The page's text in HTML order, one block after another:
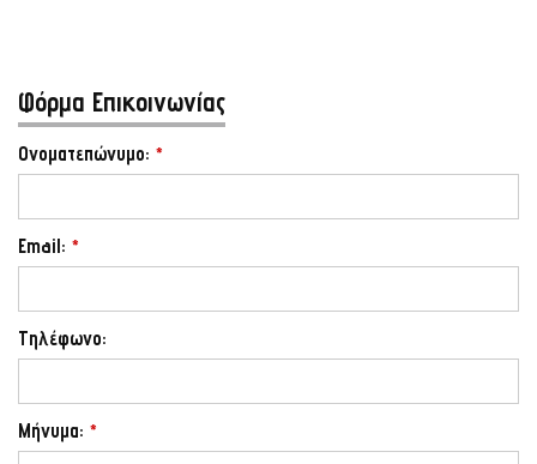
Φόρμα Επικοινωνίας
Ονοματεπώνυμο: *
Email: *
Τηλέφωνο:
Μήνυμα: *